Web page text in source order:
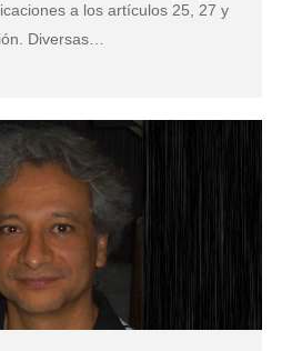
a los artículos 25, 27 y
Diversas…